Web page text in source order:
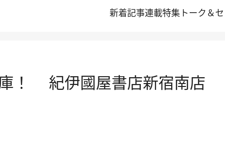
新着記事連載特集 トーク＆
庫！ 紀伊國屋書店新宿南店